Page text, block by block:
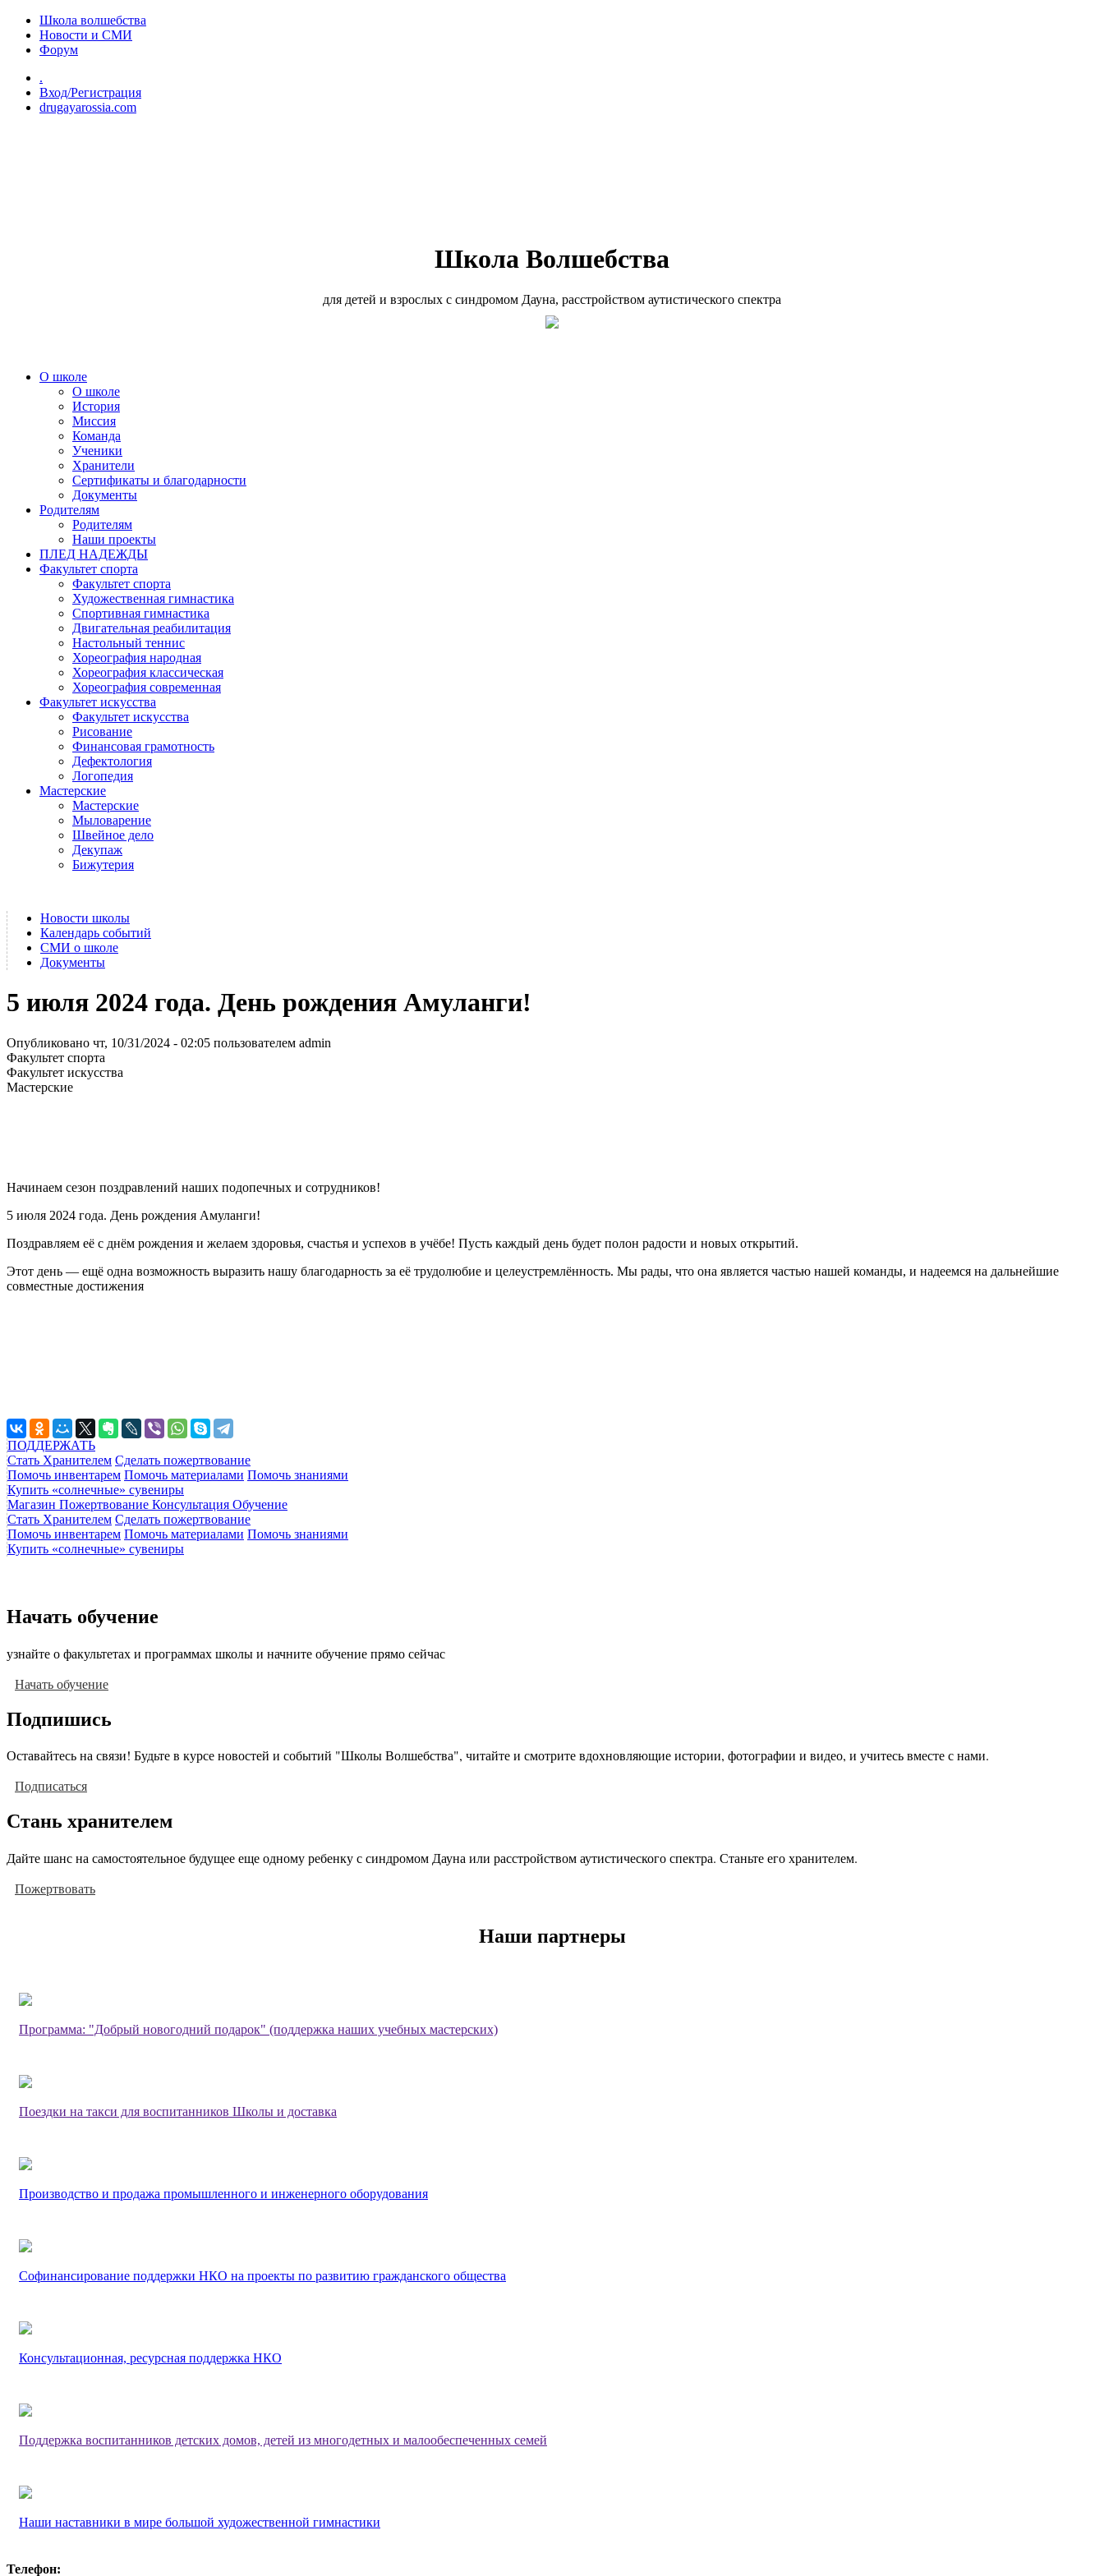
Перейти к основному содержанию
Школа волшебства
Новости и СМИ
Форум
.
Вход/Регистрация
drugayarossia.com
Школа Волшебства
для детей и взрослых с синдромом Дауна, расстройством аутистического спектра
О школе
О школе
История
Миссия
Команда
Ученики
Хранители
Сертификаты и благодарности
Документы
Родителям
Родителям
Наши проекты
ПЛЕД НАДЕЖДЫ
Факультет спорта
Факультет спорта
Художественная гимнастика
Спортивная гимнастика
Двигательная реабилитация
Настольный теннис
Хореография народная
Хореография классическая
Хореография современная
Факультет искусства
Факультет искусства
Рисование
Финансовая грамотность
Дефектология
Логопедия
Мастерские
Мастерские
Мыловарение
Швейное дело
Декупаж
Бижутерия
Новости школы
Календарь событий
СМИ о школе
Документы
5 июля 2024 года. День рождения Амуланги!
Опубликовано чт, 10/31/2024 - 02:05 пользователем admin
Факультет спорта
Факультет искусства
Мастерские
Начинаем сезон поздравлений наших подопечных и сотрудников!
5 июля 2024 года. День рождения Амуланги!
Поздравляем её с днём рождения и желаем здоровья, счастья и успехов в учёбе! Пусть каждый день будет полон радости и новых открытий.
Этот день — ещё одна возможность выразить нашу благодарность за её трудолюбие и целеустремлённость. Мы рады, что она является частью нашей команды, и надеемся на дальнейшие
совместные достижения
ПОДДЕРЖАТЬ
Стать Хранителем Сделать пожертвование
Помочь инвентарем Помочь материалами Помочь знаниями
Купить «солнечные» сувениры
Магазин Пожертвование Консультация Обучение
Стать Хранителем Сделать пожертвование
Помочь инвентарем Помочь материалами Помочь знаниями
Купить «солнечные» сувениры
Начать обучение
узнайте о факультетах и программах школы и начните обучение прямо сейчас
Начать обучение
Подпишись
Оставайтесь на связи! Будьте в курсе новостей и событий "Школы Волшебства", читайте и смотрите вдохновляющие истории, фотографии и видео, и учитесь вместе с нами.
Подписаться
Стань хранителем
Дайте шанс на самостоятельное будущее еще одному ребенку с синдромом Дауна или расстройством аутистического спектра. Станьте его хранителем.
Пожертвовать
Наши партнеры
Программа: "Добрый новогодний подарок" (поддержка наших учебных мастерских)
Поездки на такси для воспитанников Школы и доставка
Производство и продажа промышленного и инженерного оборудования
Софинансирование поддержки НКО на проекты по развитию гражданского общества
Консультационная, ресурсная поддержка НКО
Поддержка воспитанников детских домов, детей из многодетных и малообеспеченных семей
Наши наставники в мире большой художественной гимнастики
Телефон: